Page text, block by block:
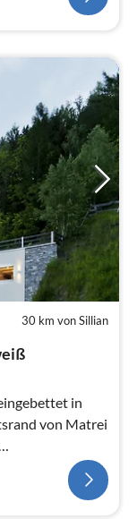
30 km von Sillian
in